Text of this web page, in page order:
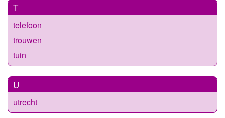
T
telefoon
trouwen
tuin
U
utrecht